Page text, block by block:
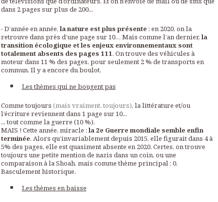
dans 2 pages sur plus de 200...
- D’année en année, la nature est plus présente : en 2020, on la
retrouve dans près d’une page sur 10… Mais comme l’an dernier, la
transition écologique et les enjeux environnementaux sont
totalement absents des pages 111 . On trouve des véhicules à
moteur dans 11 % des pages, pour seulement 2 % de transports en
commun. Il y a encore du boulot.
Les thèmes qui ne bougent pas
Comme toujours (mais vraiment, toujours), la littérature et/ou
l’écriture reviennent dans 1 page sur 10...
... tout comme la guerre (10 %).
MAIS ! Cette année, miracle : la 2e Guerre mondiale semble enfin
terminée. Alors qu’invariablement depuis 2015, elle figurait dans 4 à
5% des pages, elle est quasiment absente en 2020. Certes, on trouve
toujours une petite mention de nazis dans un coin, ou une
comparaison à la Shoah, mais comme thème principal : 0.
Basculement historique.
Les thèmes en baisse